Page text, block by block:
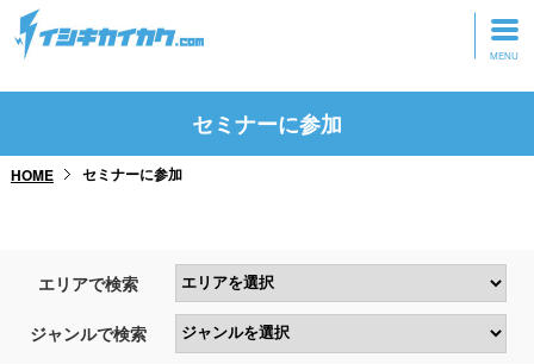
トップページ
研修・ツアーに参加
セミナーに参加
HOME セミナーに参加
エリアで検索
ジャンルで検索